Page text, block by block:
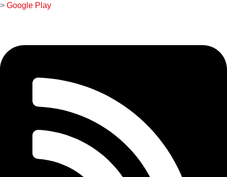
> Google Play